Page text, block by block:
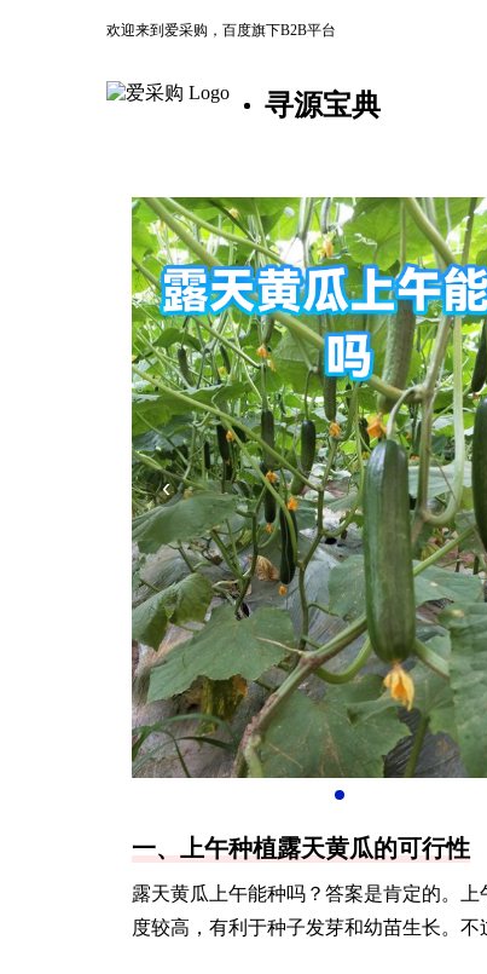
欢迎来到爱采购，百度旗下B2B平台
寻源宝典
‹
一、上午种植露天黄瓜的可行性
露天黄瓜上午能种吗？答案是肯定的。
度较高，有利于种子发芽和幼苗生长。